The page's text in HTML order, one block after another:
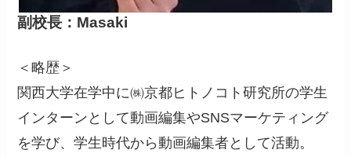
副校長：Masaki
＜略歴＞
関西大学在学中に㈱京都ヒトノコト研究所の学生
インターンとして動画編集やSNSマーケティング
を学び、学生時代から動画編集者として活動。